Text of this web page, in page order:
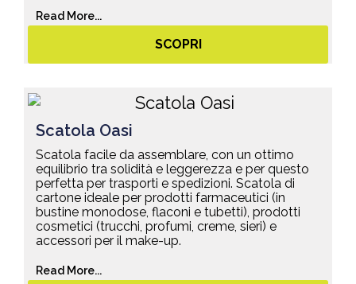
Read More...
SCOPRI
Scatola Oasi
Scatola facile da assemblare, con un ottimo
equilibrio tra solidità e leggerezza e per questo
perfetta per trasporti e spedizioni. Scatola di
cartone ideale per prodotti farmaceutici (in
bustine monodose, flaconi e tubetti), prodotti
cosmetici (trucchi, profumi, creme, sieri) e
accessori per il make-up.
Read More...